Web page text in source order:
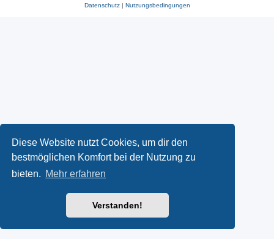
Diese Website nutzt Cookies, um dir den
bestmöglichen Komfort bei der Nutzung zu
bieten. Mehr erfahren
Verstanden!
Datenschutz| Nutzungsbedingungen